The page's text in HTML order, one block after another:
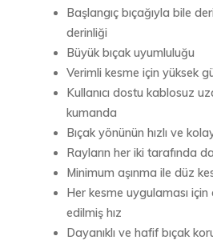
Başlangıç ​​bıçağıyla bile
derinliği
Büyük bıçak uyumluluğu
Verimli kesme için yüksek
Kullanıcı dostu kablosuz
kumanda
Bıçak yönünün hızlı ve
Rayların her iki tarafında
Minimum aşınma ile düz
Her kesme uygulaması
edilmiş hız
Dayanıklı ve hafif bıçak